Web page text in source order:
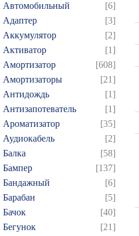
Автомобильный
[6]
Адаптер
[3]
Аккумулятор
[2]
Активатор
[1]
Амортизатор
[608]
Амортизаторы
[21]
Антидождь
[1]
Антизапотеватель
[1]
Ароматизатор
[35]
Аудиокабель
[2]
Балка
[58]
Бампер
[137]
Бандажный
[6]
Барабан
[5]
Бачок
[40]
Бегунок
[21]